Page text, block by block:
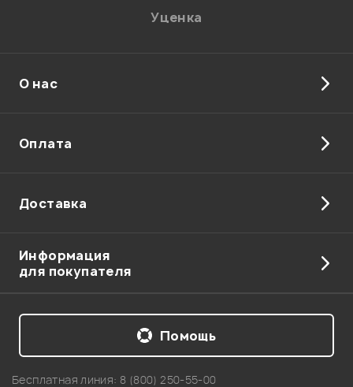
Уценка
О нас
Оплата
Доставка
Информация
для покупателя
Бесплатная линия: 8 (800) 250-55-00
Помощь